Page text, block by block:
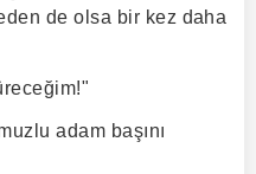
de olsa bir kez daha
adam başını